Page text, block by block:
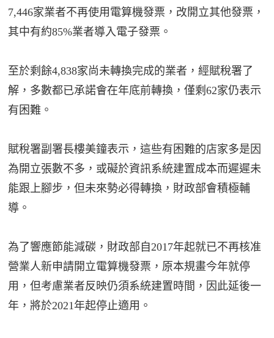
7,446家業者不再使用電算機發票，改開立其他發票，
其中有約85%業者導入電子發票。
至於剩餘4,838家尚未轉換完成的業者，經賦稅署了
解，多數都已承諾會在年底前轉換，僅剩62家仍表示
有困難。
賦稅署副署長樓美鐘表示，這些有困難的店家多是因
為開立張數不多，或礙於資訊系統建置成本而遲遲未
能跟上腳步，但未來勢必得轉換，財政部會積極輔
導。
為了響應節能減碳，財政部自2017年起就已不再核准
營業人新申請開立電算機發票，原本規畫今年就停
用，但考慮業者反映仍須系統建置時間，因此延後一
年，將於2021年起停止適用。